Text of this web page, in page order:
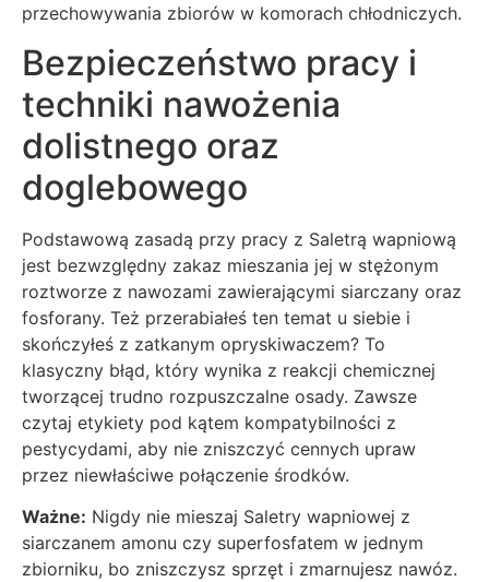
przechowywania zbiorów w komorach chłodniczych.
Bezpieczeństwo pracy i
techniki nawożenia
dolistnego oraz
doglebowego
Podstawową zasadą przy pracy z Saletrą wapniową
jest bezwzględny zakaz mieszania jej w stężonym
roztworze z nawozami zawierającymi siarczany oraz
fosforany. Też przerabiałeś ten temat u siebie i
skończyłeś z zatkanym opryskiwaczem? To
klasyczny błąd, który wynika z reakcji chemicznej
tworzącej trudno rozpuszczalne osady. Zawsze
czytaj etykiety pod kątem kompatybilności z
pestycydami, aby nie zniszczyć cennych upraw
przez niewłaściwe połączenie środków.
Ważne: Nigdy nie mieszaj Saletry wapniowej z
siarczanem amonu czy superfosfatem w jednym
zbiorniku, bo zniszczysz sprzęt i zmarnujesz nawóz.